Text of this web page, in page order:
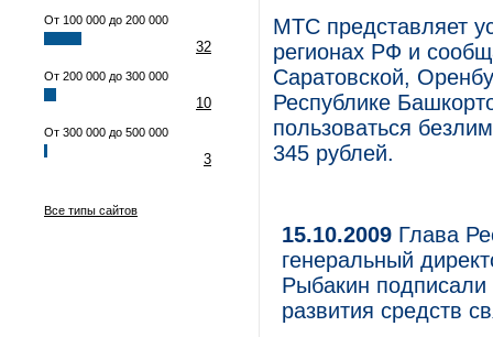
От 100 000 до 200 000
32
От 200 000 до 300 000
10
От 300 000 до 500 000
3
Все типы сайтов
МТС представляет
регионах РФ и
Саратовской,
Республике
пользоваться
345 рублей.
15.10.2009 Глава
генеральный
Рыбакин подписали
развития средств